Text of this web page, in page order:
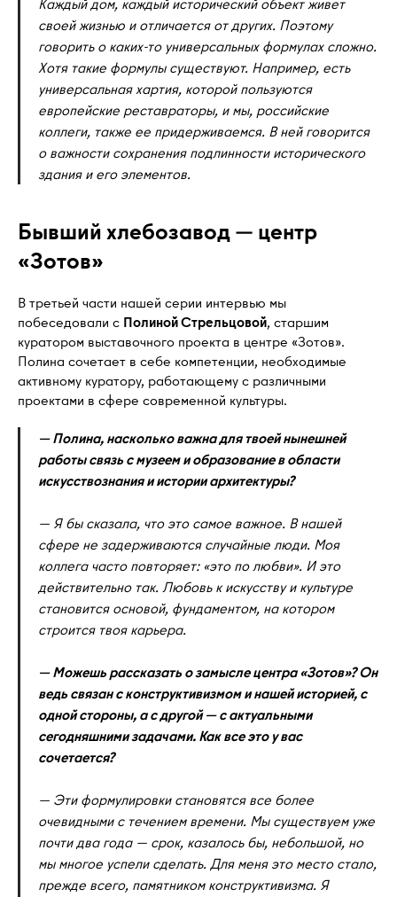
своей жизнью и отличается от других. Поэтому
говорить о каких-то универсальных формулах сложно.
Хотя такие формулы существуют. Например, есть
универсальная хартия, которой пользуются
европейские реставраторы, и мы, российские
коллеги, также ее придерживаемся. В ней говорится
о важности сохранения подлинности исторического
здания и его элементов.
Бывший хлебозавод — центр
«Зотов»
В третьей части нашей серии интервью мы
побеседовали с Полиной Стрельцовой, старшим
куратором выставочного проекта в центре «Зотов».
Полина сочетает в себе компетенции, необходимые
активному куратору, работающему с различными
проектами в сфере современной культуры.
— Полина, насколько важна для твоей нынешней
работы связь с музеем и образование в области
искусствознания и истории архитектуры?
— Я бы сказала, что это самое важное. В нашей
сфере не задерживаются случайные люди. Моя
коллега часто повторяет: «это по любви». И это
действительно так. Любовь к искусству и культуре
становится основой, фундаментом, на котором
строится твоя карьера.
— Можешь рассказать о замысле центра «Зотов»? Он
ведь связан с конструктивизмом и нашей историей, с
одной стороны, а с другой — с актуальными
сегодняшними задачами. Как все это у вас
сочетается?
— Эти формулировки становятся все более
очевидными с течением времени. Мы существуем уже
почти два года — срок, казалось бы, небольшой, но
мы многое успели сделать. Для меня это место стало,
прежде всего, памятником конструктивизма. Я